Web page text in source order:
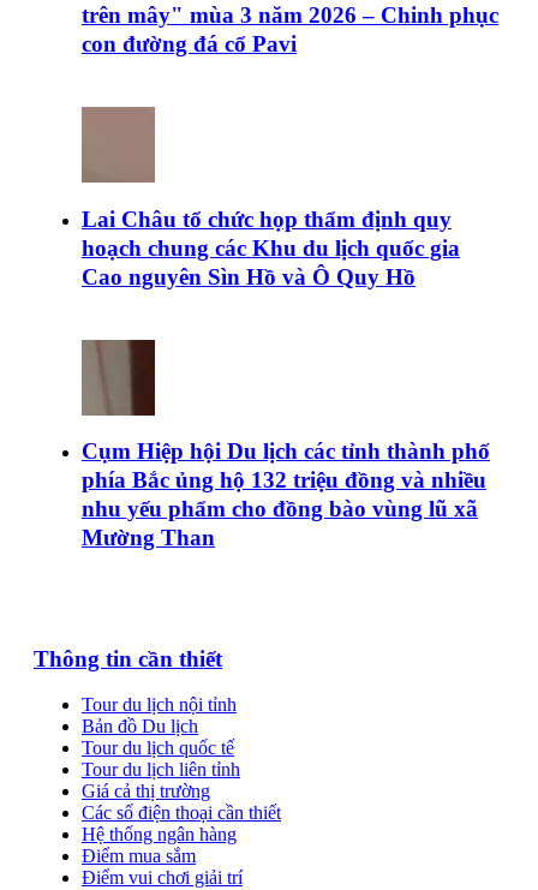
trên mây" mùa 3 năm 2026 – Chinh phục
con đường đá cổ Pavi
Lai Châu tổ chức họp thẩm định quy
hoạch chung các Khu du lịch quốc gia
Cao nguyên Sìn Hồ và Ô Quy Hồ
Cụm Hiệp hội Du lịch các tỉnh thành phố
phía Bắc ủng hộ 132 triệu đồng và nhiều
nhu yếu phẩm cho đồng bào vùng lũ xã
Mường Than
Thông tin cần thiết
Tour du lịch nội tỉnh
Bản đồ Du lịch
Tour du lịch quốc tế
Tour du lịch liên tỉnh
Giá cả thị trường
Các số điện thoại cần thiết
Hệ thống ngân hàng
Điểm mua sắm
Điểm vui chơi giải trí